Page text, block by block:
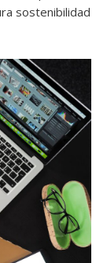
sostenibilidad